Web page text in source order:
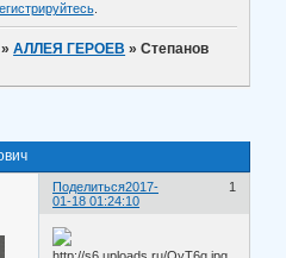
.
»АЛЛЕЯ ГЕРОЕВ »Степанов
Поделиться 1
2017-
01-18 01:24:10